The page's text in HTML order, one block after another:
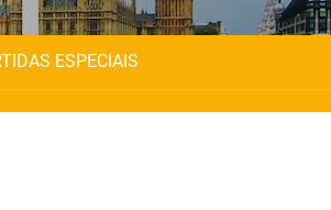
ESPECIAIS